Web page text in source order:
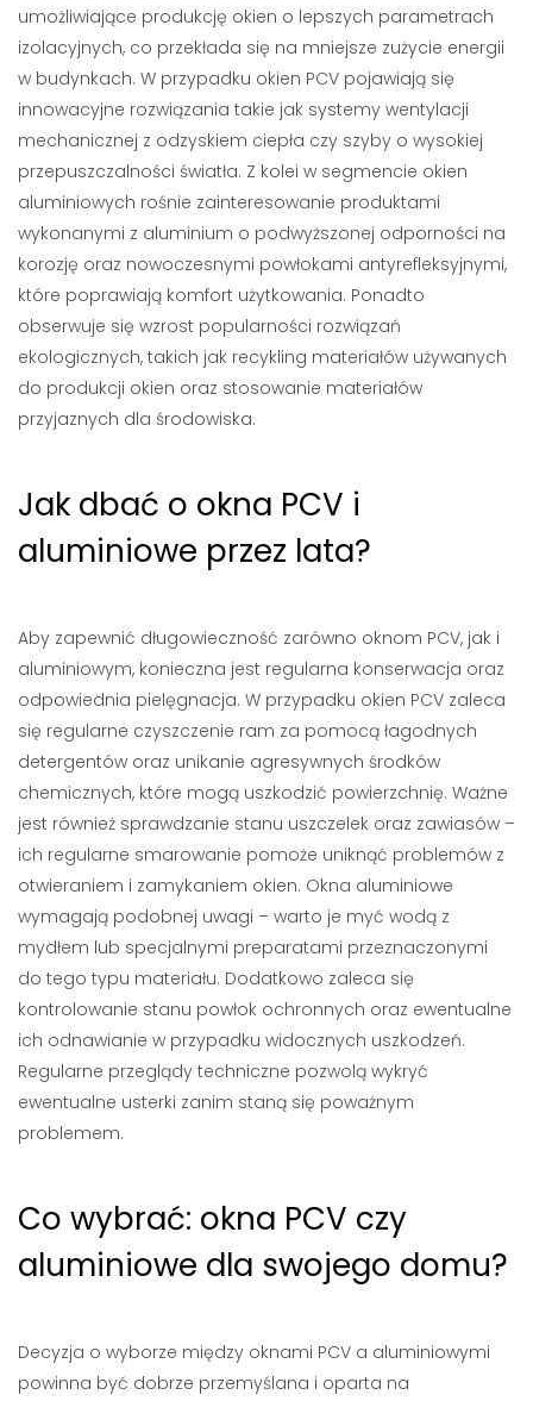
umożliwiające produkcję okien o lepszych parametrach
izolacyjnych, co przekłada się na mniejsze zużycie energii
w budynkach. W przypadku okien PCV pojawiają się
innowacyjne rozwiązania takie jak systemy wentylacji
mechanicznej z odzyskiem ciepła czy szyby o wysokiej
przepuszczalności światła. Z kolei w segmencie okien
aluminiowych rośnie zainteresowanie produktami
wykonanymi z aluminium o podwyższonej odporności na
korozję oraz nowoczesnymi powłokami antyrefleksyjnymi,
które poprawiają komfort użytkowania. Ponadto
obserwuje się wzrost popularności rozwiązań
ekologicznych, takich jak recykling materiałów używanych
do produkcji okien oraz stosowanie materiałów
przyjaznych dla środowiska.
Jak dbać o okna PCV i
aluminiowe przez lata?
Aby zapewnić długowieczność zarówno oknom PCV, jak i
aluminiowym, konieczna jest regularna konserwacja oraz
odpowiednia pielęgnacja. W przypadku okien PCV zaleca
się regularne czyszczenie ram za pomocą łagodnych
detergentów oraz unikanie agresywnych środków
chemicznych, które mogą uszkodzić powierzchnię. Ważne
jest również sprawdzanie stanu uszczelek oraz zawiasów –
ich regularne smarowanie pomoże uniknąć problemów z
otwieraniem i zamykaniem okien. Okna aluminiowe
wymagają podobnej uwagi – warto je myć wodą z
mydłem lub specjalnymi preparatami przeznaczonymi
do tego typu materiału. Dodatkowo zaleca się
kontrolowanie stanu powłok ochronnych oraz ewentualne
ich odnawianie w przypadku widocznych uszkodzeń.
Regularne przeglądy techniczne pozwolą wykryć
ewentualne usterki zanim staną się poważnym
problemem.
Co wybrać: okna PCV czy
aluminiowe dla swojego domu?
Decyzja o wyborze między oknami PCV a aluminiowymi
powinna być dobrze przemyślana i oparta na